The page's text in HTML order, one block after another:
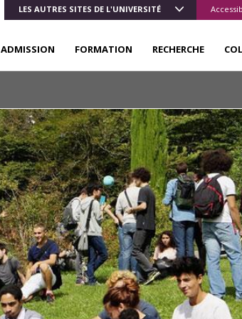
LES AUTRES SITES DE L'UNIVERSITÉ
ADMISSION FORMATION RECHERCHE